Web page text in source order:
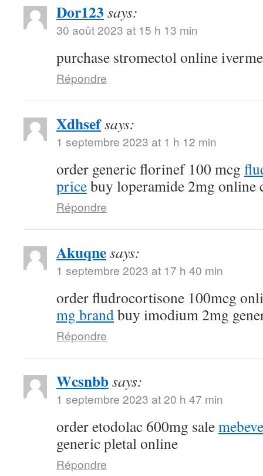
Dor123 says:
30 août 2023 at 15 h 13 min
purchase stromectol online
Répondre
Xdhsefsays:
1 septembre 2023 at 1 h 12 min
order generic florinef 100 mcg
pricebuy loperamide 2mg online
Répondre
Akuqnesays:
1 septembre 2023 at 17 h 40 min
order fludrocortisone 100mcg
mg brandbuy imodium 2mg
Répondre
Wcsnbbsays:
1 septembre 2023 at 20 h 47 min
order etodolac 600mg sale
generic pletal online
Répondre